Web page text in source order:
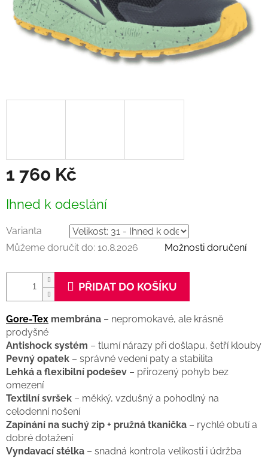
1 760 Kč
cena:
Ihned k odeslání
Varianta
Můžeme doručit do: 10.8.2026 Možnosti doručení
PŘIDAT DO KOŠÍKU
Gore-Tex membrána – nepromokavé, ale krásně
prodyšné
Antishock systém – tlumí nárazy při došlapu, šetří klouby
Pevný opatek – správné vedení paty a stabilita
Lehká a flexibilní podešev – přirozený pohyb bez
omezení
Textilní svršek – měkký, vzdušný a pohodlný na
celodenní nošení
Zapínání na suchý zip + pružná tkanička – rychlé obutí a
dobré dotažení
Vyndavací stélka – snadná kontrola velikosti i údržba